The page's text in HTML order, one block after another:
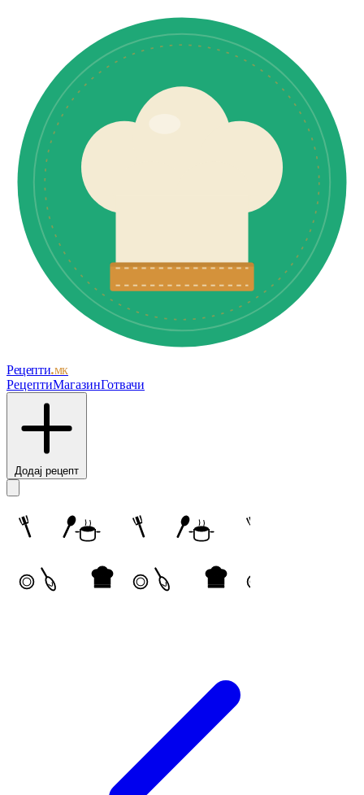
Рецепти.мк
РецептиМагазинГотвачи
Додај рецепт